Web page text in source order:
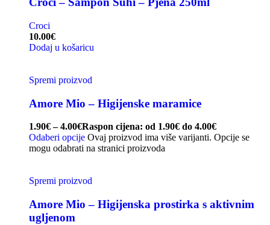
Croci
10.00€
Dodaj u košaricu
Spremi proizvod
Amore Mio – Higijenske maramice
1.90€ – 4.00€Raspon cijena: od 1.90€ do 4.00€
Odaberi opcije Ovaj proizvod ima više varijanti. Opcije se
mogu odabrati na stranici proizvoda
Spremi proizvod
Amore Mio – Higijenska prostirka s aktivnim
ugljenom